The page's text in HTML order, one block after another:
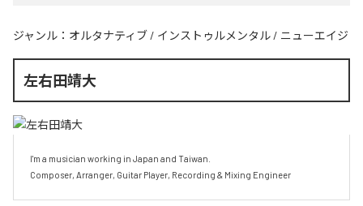
ジャンル： オルタナティブ / インストゥルメンタル / ニューエイジ
左右田靖大
I'm a musician working in Japan and Taiwan.
Composer, Arranger, Guitar Player, Recording & Mixing Engineer